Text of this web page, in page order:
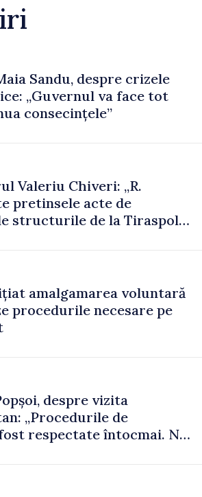
Sandu, despre crizele
„Guvernul va face tot
consecințele”
Valeriu Chiveri: „R.
pretinsele acte de
structurile de la Tiraspol
amalgamarea voluntară
procedurile necesare pe
despre vizita
„Procedurile de
respectate întocmai. Nu